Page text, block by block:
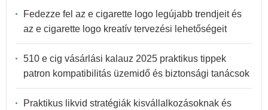
Fedezze fel az e cigarette logo legújabb trendjeit és
az e cigarette logo kreatív tervezési lehetőségeit
510 e cig vásárlási kalauz 2025 praktikus tippek
patron kompatibilitás üzemidő és biztonsági tanácsok
Praktikus likvid stratégiák kisvállalkozásoknak és